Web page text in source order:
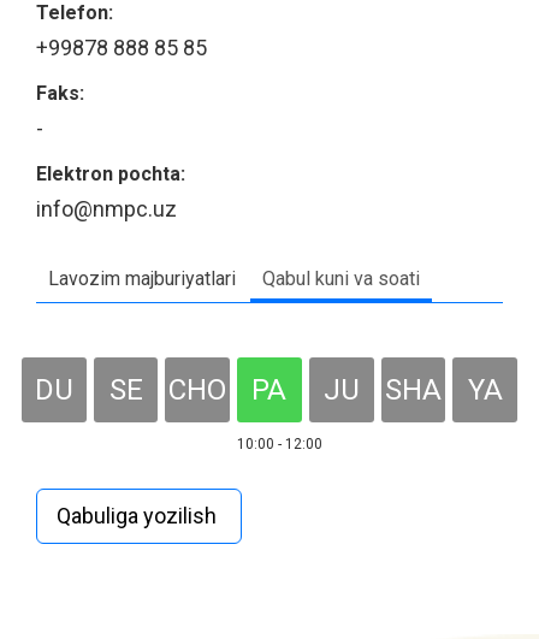
Telefon:
+99878 888 85 85
Faks:
-
Elektron pochta:
info@nmpc.uz
Lavozim majburiyatlari Qabul kuni va soati
DU SE CHO PA
10:00 - 12:00
JU SHA YA
Qabuliga yozilish